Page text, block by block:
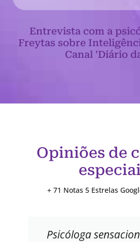
Entrevista com a
Freytas sobre
Canal 'Diário
Opiniões de
+ 71 Notas 5 Estrelas
Psicóloga